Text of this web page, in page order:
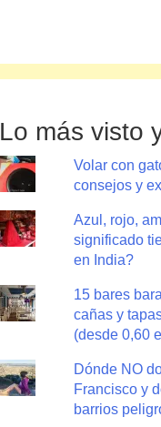
Lo más visto
Volar con
consejos y
Azul, rojo,
significado
en India?
15 bares
cañas y
(desde 0,60
Dónde NO
Francisco y
barrios